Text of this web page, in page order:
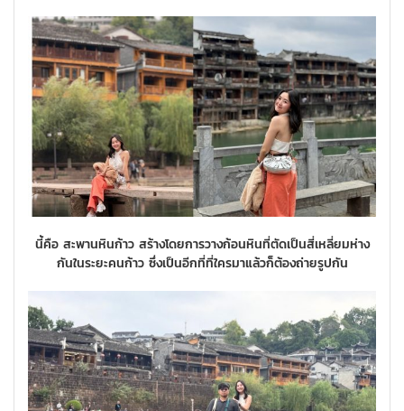
นี้คือ สะพานหินก้าว สร้างโดยการวางก้อนหินที่ตัดเป็นสี่เหลี่ยมห่าง
กันในระยะคนก้าว ซึ่งเป็นอีกที่ที่ใครมาแล้วก็ต้องถ่ายรูปกัน